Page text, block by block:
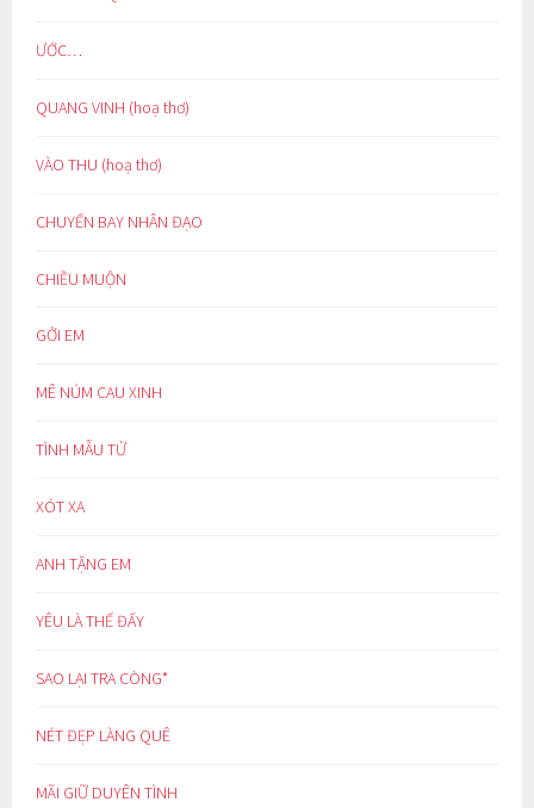
ƯỚC…
QUANG VINH (hoạ thơ)
VÀO THU (hoạ thơ)
CHUYẾN BAY NHÂN ĐẠO
CHIỀU MUỘN
GỞI EM
MÊ NÚM CAU XINH
TÌNH MẪU TỬ
XÓT XA
ANH TẶNG EM
YÊU LÀ THẾ ĐẤY
SAO LẠI TRA CÒNG*
NÉT ĐẸP LÀNG QUÊ
MÃI GIỮ DUYÊN TÌNH